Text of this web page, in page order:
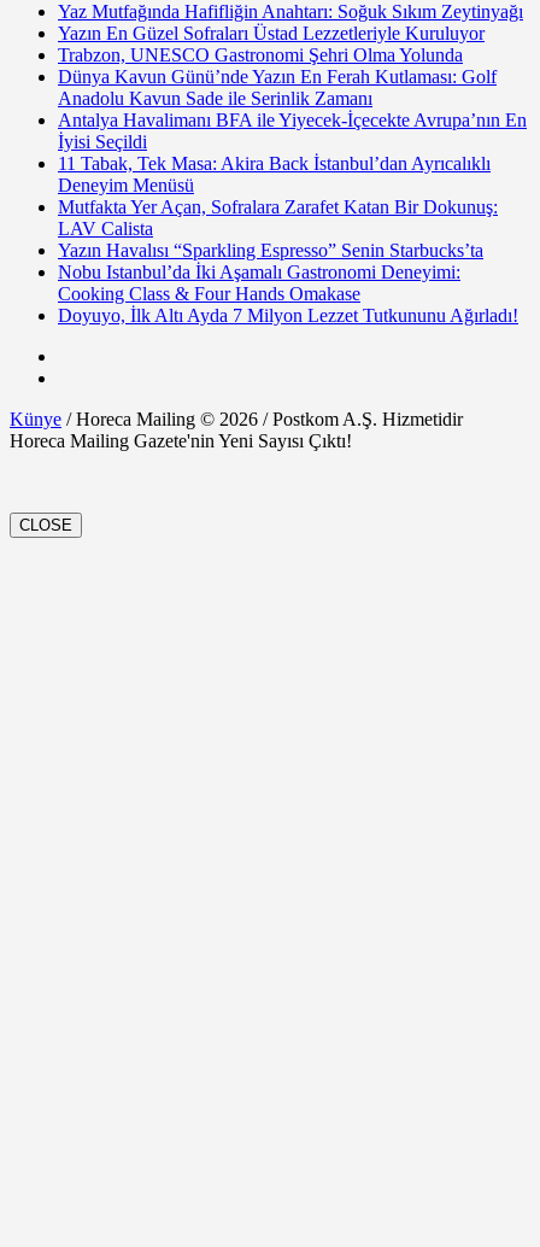
Yaz Mutfağında Hafifliğin Anahtarı: Soğuk Sıkım Zeytinyağı
Yazın En Güzel Sofraları Üstad Lezzetleriyle Kuruluyor
Trabzon, UNESCO Gastronomi Şehri Olma Yolunda
Dünya Kavun Günü’nde Yazın En Ferah Kutlaması: Golf
Anadolu Kavun Sade ile Serinlik Zamanı
Antalya Havalimanı BFA ile Yiyecek-İçecekte Avrupa’nın En
İyisi Seçildi
11 Tabak, Tek Masa: Akira Back İstanbul’dan Ayrıcalıklı
Deneyim Menüsü
Mutfakta Yer Açan, Sofralara Zarafet Katan Bir Dokunuş:
LAV Calista
Yazın Havalısı “Sparkling Espresso” Senin Starbucks’ta
Nobu Istanbul’da İki Aşamalı Gastronomi Deneyimi:
Cooking Class & Four Hands Omakase
Doyuyo, İlk Altı Ayda 7 Milyon Lezzet Tutkununu Ağırladı!
Künye / Horeca Mailing © 2026 / Postkom A.Ş. Hizmetidir
Horeca Mailing Gazete'nin Yeni Sayısı Çıktı!
CLOSE